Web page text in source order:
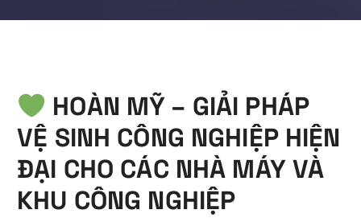
HOÀN MỸ – GIẢI PHÁP
VỆ SINH CÔNG NGHIỆP HIỆN
ĐẠI CHO CÁC NHÀ MÁY VÀ
KHU CÔNG NGHIỆP